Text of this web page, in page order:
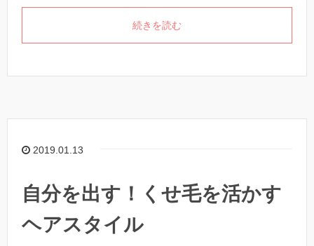
続きを読む
2019.01.13
自分を出す！くせ毛を活かす
ヘアスタイル